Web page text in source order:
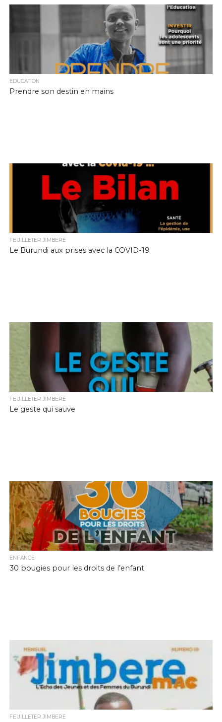
EDUCATION
Prendre son destin en mains
FEUILLETER JIMBERE
Le Burundi aux prises avec la COVID-19
FEUILLETER JIMBERE
Le geste qui sauve
ENFANCE
30 bougies pour les droits de l’enfant
FEUILLETER JIMBERE